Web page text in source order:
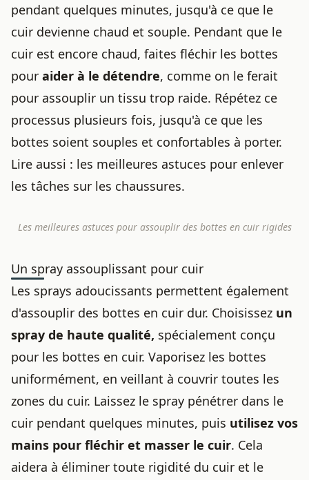
pendant quelques minutes, jusqu'à ce que le
cuir devienne chaud et souple. Pendant que le
cuir est encore chaud, faites fléchir les bottes
pour aider à le détendre, comme on le ferait
pour assouplir un tissu trop raide. Répétez ce
processus plusieurs fois, jusqu'à ce que les
bottes soient souples et confortables à porter.
Lire aussi : les meilleures astuces pour enlever
les tâches sur les chaussures.
Les meilleures astuces pour assouplir des bottes en cuir rigides
Un spray assouplissant pour cuir
Les sprays adoucissants permettent également
d'assouplir des bottes en cuir dur. Choisissez un
spray de haute qualité, spécialement conçu
pour les bottes en cuir. Vaporisez les bottes
uniformément, en veillant à couvrir toutes les
zones du cuir. Laissez le spray pénétrer dans le
cuir pendant quelques minutes, puis utilisez vos
mains pour fléchir et masser le cuir. Cela
aidera à éliminer toute rigidité du cuir et le